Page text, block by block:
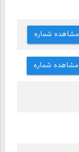
مشاهده شماره
مشاهده شماره